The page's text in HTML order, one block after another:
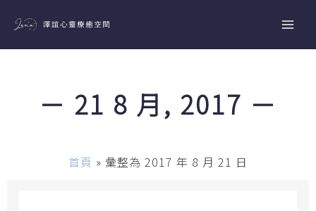
主
－ 21 8 月, 2017 －
首頁 » 彙整為 2017 年 8 月 21 日